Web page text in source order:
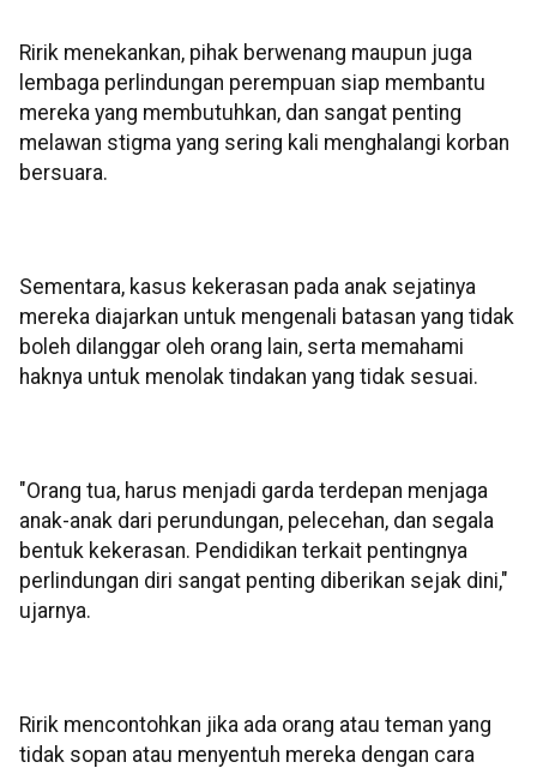
Ririk menekankan, pihak berwenang maupun juga
lembaga perlindungan perempuan siap membantu
mereka yang membutuhkan, dan sangat penting
melawan stigma yang sering kali menghalangi korban
bersuara.
Sementara, kasus kekerasan pada anak sejatinya
mereka diajarkan untuk mengenali batasan yang tidak
boleh dilanggar oleh orang lain, serta memahami
haknya untuk menolak tindakan yang tidak sesuai.
"Orang tua, harus menjadi garda terdepan menjaga
anak-anak dari perundungan, pelecehan, dan segala
bentuk kekerasan. Pendidikan terkait pentingnya
perlindungan diri sangat penting diberikan sejak dini,"
ujarnya.
Ririk mencontohkan jika ada orang atau teman yang
tidak sopan atau menyentuh mereka dengan cara